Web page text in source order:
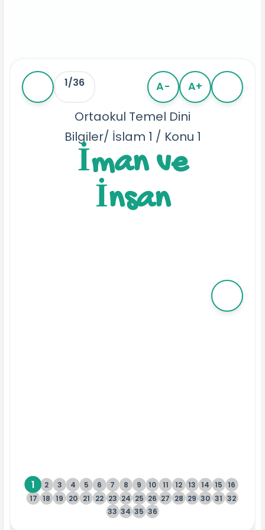
1/36 A- A+
1 2 3 4 5 6 7 8 9 10 11 12 13 14 15
16
17 18 19 20 21 22 23 24 25 26 27 28 29 30 31 32
33 34 35 36
Ortaokul Temel Dini
Bilgiler/ İslam 1 / Konu 1
İman ve
İnsan